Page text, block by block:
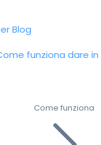
Blog
funziona dare in
Come funziona